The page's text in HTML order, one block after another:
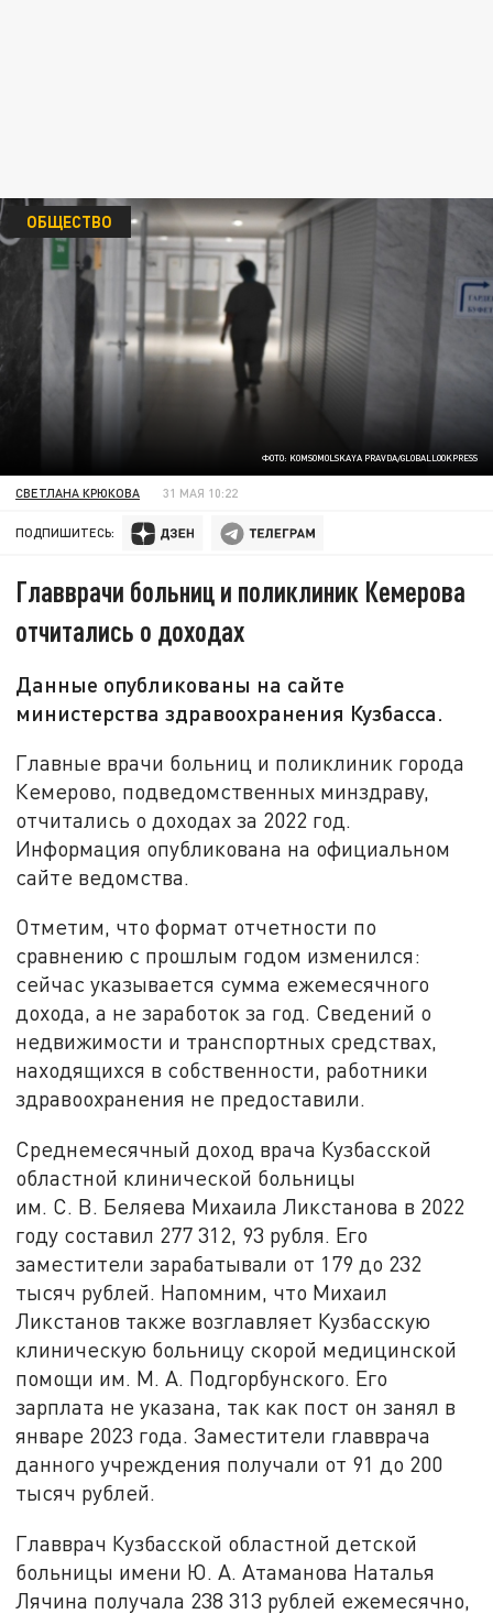
ФОТО: KOMSOMOLSKAYA PRAVDA/GLOBALLOOKPRESS
ОБЩЕСТВО
СВЕТЛАНА КРЮКОВА 31 МАЯ 10:22
ПОДПИШИТЕСЬ:
Главврачи больниц и поликлиник Кемерова
отчитались о доходах
Данные опубликованы на сайте
министерства здравоохранения Кузбасса.
Главные врачи больниц и поликлиник города
Кемерово, подведомственных минздраву,
отчитались о доходах за 2022 год.
Информация опубликована на официальном
сайте ведомства.
Отметим, что формат отчетности по
сравнению с прошлым годом изменился:
сейчас указывается сумма ежемесячного
дохода, а не заработок за год. Сведений о
недвижимости и транспортных средствах,
находящихся в собственности, работники
здравоохранения не предоставили.
Среднемесячный доход врача Кузбасской
областной клинической больницы
им. С. В. Беляева Михаила Ликстанова в 2022
году составил 277 312, 93 рубля. Его
заместители зарабатывали от 179 до 232
тысяч рублей. Напомним, что Михаил
Ликстанов также возглавляет Кузбасскую
клиническую больницу скорой медицинской
помощи им. М. А. Подгорбунского. Его
зарплата не указана, так как пост он занял в
январе 2023 года. Заместители главврача
данного учреждения получали от 91 до 200
тысяч рублей.
Главврач Кузбасской областной детской
больницы имени Ю. А. Атаманова Наталья
Лячина получала 238 313 рублей ежемесячно,